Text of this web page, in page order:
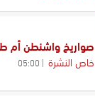
صواريخ واشنطن أم
خاص النشرة 05:00